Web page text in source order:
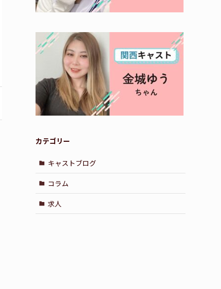
カテゴリー
キャストブログ
コラム
求人